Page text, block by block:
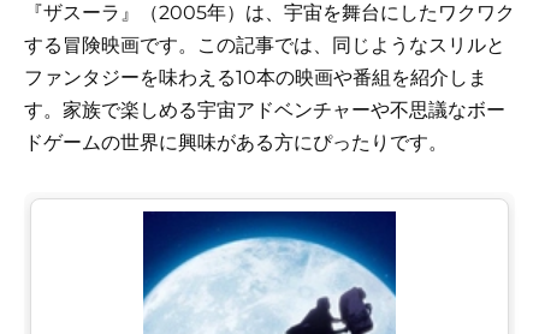
『ザスーラ』（2005年）は、宇宙を舞台にしたワクワク
する冒険映画です。この記事では、同じようなスリルと
ファンタジーを味わえる10本の映画や番組を紹介しま
す。家族で楽しめる宇宙アドベンチャーや不思議なボー
ドゲームの世界に興味がある方にぴったりです。